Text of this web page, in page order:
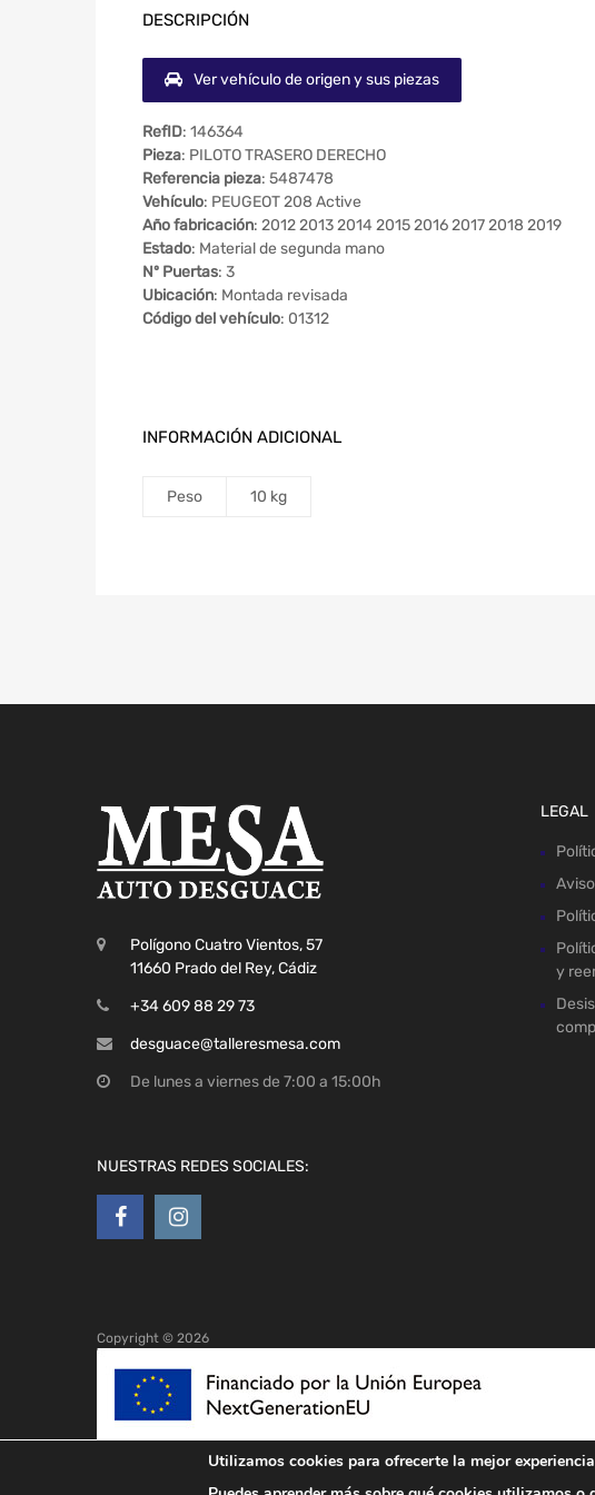
DESCRIPCIÓN
Ver vehículo de origen y sus piezas
RefID: 146364
Pieza: PILOTO TRASERO DERECHO
Referencia pieza: 5487478
Vehículo: PEUGEOT 208 Active
Año fabricación: 2012 2013 2014 2015 2016 2017 2018 2019
Estado: Material de segunda mano
Nº Puertas: 3
Ubicación: Montada revisada
Código del vehículo: 01312
INFORMACIÓN ADICIONAL
Peso 10 kg
Polígono Cuatro Vientos, 57
11660 Prado del Rey, Cádiz
+34 609 88 29 73
desguace@talleresmesa.com
De lunes a viernes de 7:00 a 15:00h
NUESTRAS REDES SOCIALES:
LEGAL
y
Copyright © 2026
Utilizamos cookies para ofrecerte la mejor